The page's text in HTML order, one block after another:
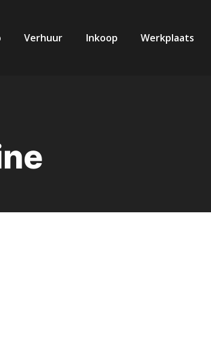
Verhuur Inkoop Werkplaats